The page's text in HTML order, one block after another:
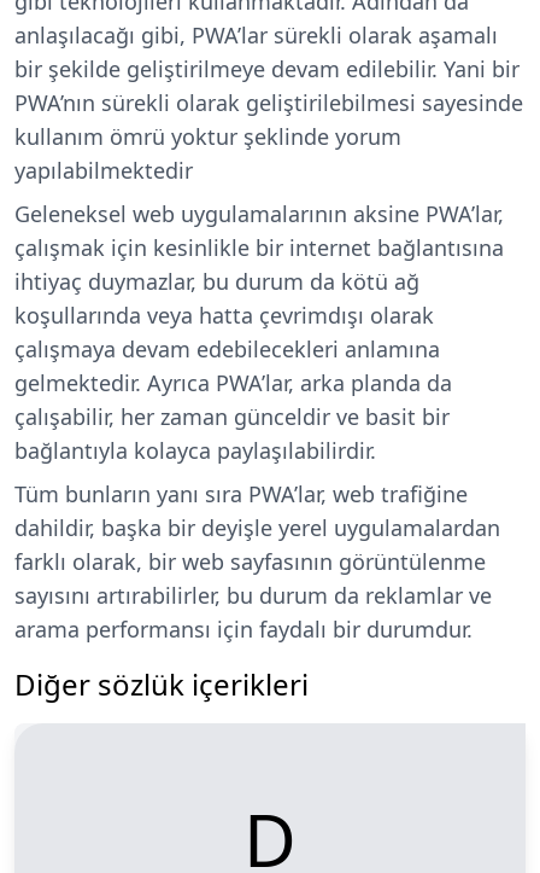
anlaşılacağı gibi, PWA’lar sürekli olarak aşamalı
bir şekilde geliştirilmeye devam edilebilir. Yani bir
PWA’nın sürekli olarak geliştirilebilmesi sayesinde
kullanım ömrü yoktur şeklinde yorum
yapılabilmektedir
Geleneksel web uygulamalarının aksine PWA’lar,
çalışmak için kesinlikle bir internet bağlantısına
ihtiyaç duymazlar, bu durum da kötü ağ
koşullarında veya hatta çevrimdışı olarak
çalışmaya devam edebilecekleri anlamına
gelmektedir. Ayrıca PWA’lar, arka planda da
çalışabilir, her zaman günceldir ve basit bir
bağlantıyla kolayca paylaşılabilirdir.
Tüm bunların yanı sıra PWA’lar, web trafiğine
dahildir, başka bir deyişle yerel uygulamalardan
farklı olarak, bir web sayfasının görüntülenme
sayısını artırabilirler, bu durum da reklamlar ve
arama performansı için faydalı bir durumdur.
Diğer sözlük içerikleri
D